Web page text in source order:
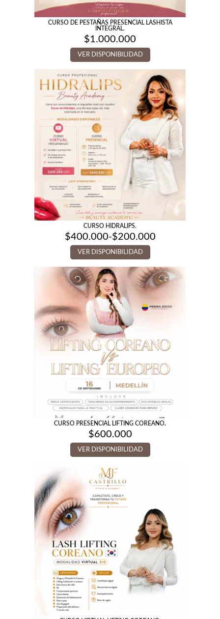
CURSO DE PESTAÑAS PRESENCIAL LASHISTA
INTEGRAL.
$1.000.000
VER DISPONIBILIDAD
CURSO HIDRALIPS.
$200.000
-
$400.000
Rango
de
precios:
desde
$200.000
hasta
$400.000
VER DISPONIBILIDAD
CURSO PRESENCIAL LIFTING COREANO.
$600.000
VER DISPONIBILIDAD